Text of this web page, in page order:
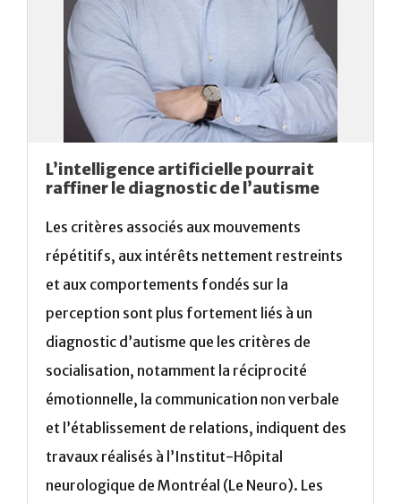
L’intelligence artificielle pourrait
raffiner le diagnostic de l’autisme
Les critères associés aux mouvements
répétitifs, aux intérêts nettement restreints
et aux comportements fondés sur la
perception sont plus fortement liés à un
diagnostic d’autisme que les critères de
socialisation, notamment la réciprocité
émotionnelle, la communication non verbale
et l’établissement de relations, indiquent des
travaux réalisés à l’Institut-Hôpital
neurologique de Montréal (Le Neuro). Les